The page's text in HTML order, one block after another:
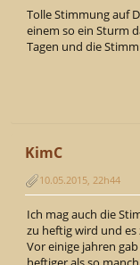
Tolle Stimmung auf
einem so ein Sturm
Tagen und die
KimC
10.05.2015, 22h44
Ich mag auch die
zu heftig wird und
Vor einige jahren